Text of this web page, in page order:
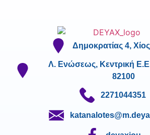
Δημοκρατίας 4,
Λ. Ενώσεως, Κεντρική
82100
2271044351